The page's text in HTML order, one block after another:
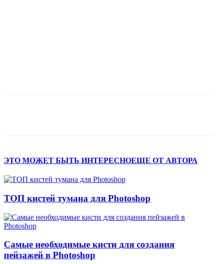
ЭТО МОЖЕТ БЫТЬ ИНТЕРЕСНОЕЩЕ ОТ АВТОРА
ТОП кистей тумана для Photoshop
Самые необходимые кисти для создания
пейзажей в Photoshop